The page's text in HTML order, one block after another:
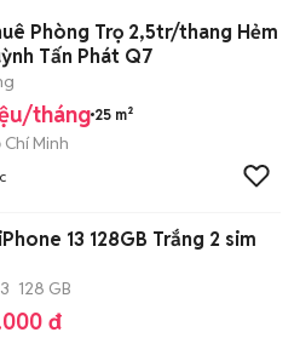
Phòng Trọ 2,5tr/thang Hẻm
Tấn Phát Q7
tháng 25 m²
Chí Minh
13 128GB Trắng 2 sim
128 GB
đ